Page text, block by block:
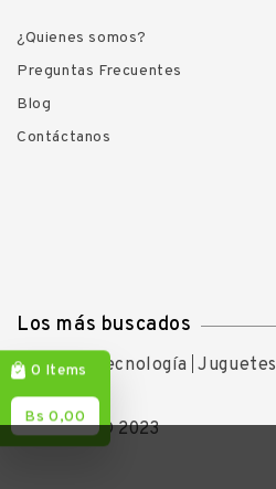
0 Items
Bs 0,00
¿Quienes somos?
Preguntas Frecuentes
Blog
Contáctanos
Los más buscados
Ofertas Tecnología Juguetes
Copyright © 2023